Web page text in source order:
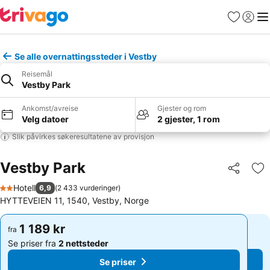
Favoritter
Logg
Se alle overnattingssteder i Vestby
Reisemål
Vestby Park
Ankomst/avreise
Velg datoer
Gjester og rom
2 gjester, 1 rom
Slik påvirkes søkeresultatene av provisjon
Vestby Park Del
2 Stjerner
Hotell 6,9 (2 433 vurderinger)
HYTTEVEIEN 11, 1540, Vestby, Norge
fra 1 189 kr
Se priser fra 2 nettsteder
Se priser
fra 1 189 kr
Se priser fra 2 nettsteder
Se priser